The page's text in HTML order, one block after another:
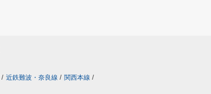
/ 近鉄難波・奈良線 / 関西本線 /